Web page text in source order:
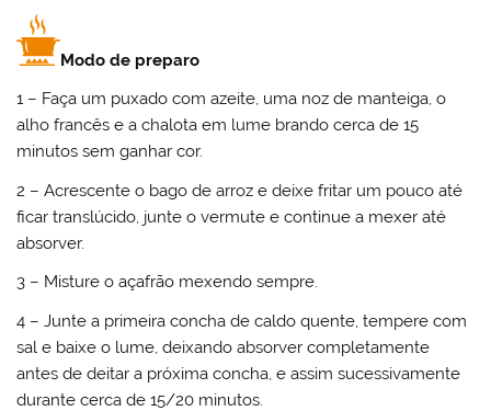
Modo de preparo
1 – Faça um puxado com azeite, uma noz de manteiga, o
alho francês e a chalota em lume brando cerca de 15
minutos sem ganhar cor.
2 – Acrescente o bago de arroz e deixe fritar um pouco até
ficar translúcido, junte o vermute e continue a mexer até
absorver.
3 – Misture o açafrão mexendo sempre.
4 – Junte a primeira concha de caldo quente, tempere com
sal e baixe o lume, deixando absorver completamente
antes de deitar a próxima concha, e assim sucessivamente
durante cerca de 15/20 minutos.